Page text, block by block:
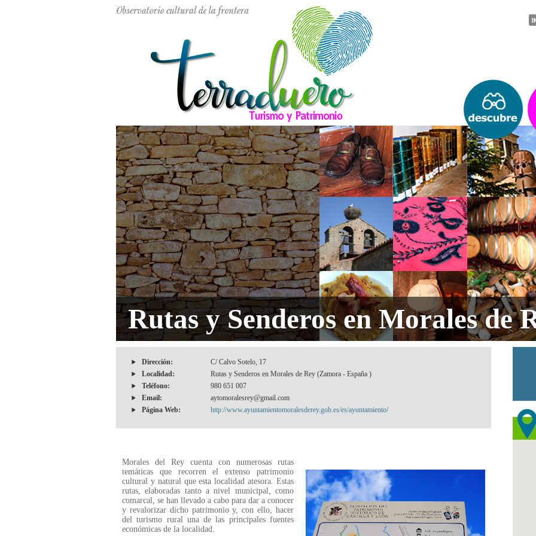
Rutas y Senderos en Morales de
Dirección:
C/ Calvo Sotelo, 17
Localidad:
Rutas y Senderos en Morales de Rey (Zamora - España )
Teléfono:
980 651 007
Email:
aytomoralesrey@gmail.com
Página Web:
http://www.ayuntamientomoralesderey.gob.es/es/ayuntamiento/
Morales del Rey cuenta con numerosas rutas
temáticas que recorren el extenso patrimonio
cultural y natural que esta localidad atesora. Estas
rutas, elaboradas tanto a nivel municipal, como
comarcal, se han llevado a cabo para dar a conocer
y revalorizar dicho patrimonio y, con ello, hacer
del turismo rural una de las principales fuentes
económicas de la localidad.